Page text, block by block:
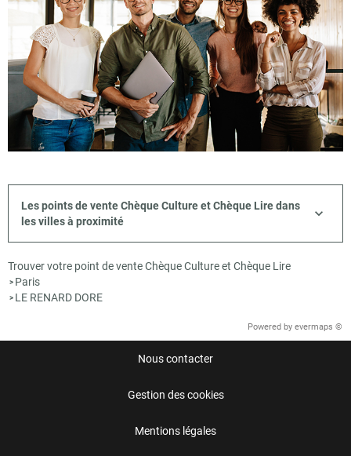
Les points de vente Chèque Culture et Chèque Lire dans
les villes à proximité
Trouver votre point de vente Chèque Culture et Chèque Lire
> Paris
> LE RENARD DORE
Powered by evermaps ©
Nous contacter
Gestion des cookies
Mentions légales